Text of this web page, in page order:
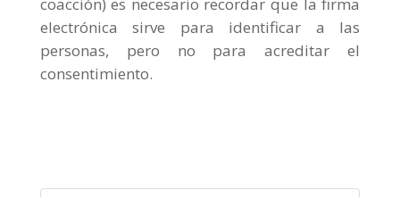
electrónica sirve para identificar a las
personas, pero no para acreditar el
consentimiento.